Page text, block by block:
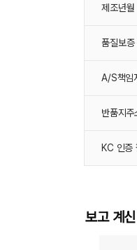
제조년월
품질보증
A/S책임
반품지주
KC 인증
보고 계